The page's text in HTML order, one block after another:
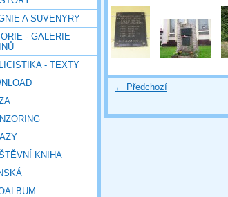
A SUVENYRY
- GALERIE
- TEXTY
KNIHA
← Předchozí